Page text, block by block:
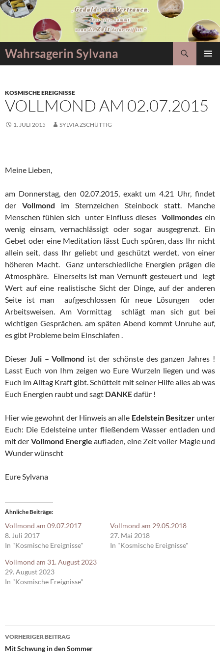
Zum
Inhalt
Wahrsagerin Sylvana
Suchen
KOSMISCHE EREIGNISSE
VOLLMOND AM 02.07.2015
1. JULI 2015 SYLVIA ZSCHÜTTIG
Meine Lieben,
am Donnerstag, den 02.07.2015, exakt um 4.21 Uhr, findet
der Vollmond im Sternzeichen Steinbock statt. Manche
Menschen fühlen sich unter Einfluss dieses Vollmondes ein
wenig einsam, vernachlässigt oder sogar ausgegrenzt. Ein
Gebet oder eine Meditation lässt Euch spüren, dass Ihr nicht
allein seit, dass Ihr geliebt und geschützt werdet, von einer
höheren Macht. Ganz unterschiedliche Energien prägen die
Atmosphäre. Einerseits ist man Vernunft gesteuert und legt
Wert auf eine realistische Sicht der Dinge, auf der anderen
Seite ist man aufgeschlossen für neue Lösungen oder
Arbeitsweisen. Am Vormittag schlägt man sich gut bei
wichtigen Gesprächen. am späten Abend kommt Unruhe auf,
es gibt Probleme beim Einschlafen .
Dieser Juli – Vollmond ist der schönste des ganzen Jahres !
Lasst Euch von Ihm zeigen wo Eure Wurzeln liegen und was
Euch im Alltag Kraft gibt. Schüttelt mit seiner Hilfe alles ab was
Euch Energien raubt und sagt DANKEdafür !
Hier wie gewohnt der Hinweis an alle Edelstein Besitzerunter
Euch: Die Edelsteine unter fließendem Wasser entladen und
mit der Vollmond Energie aufladen, eine Zeit voller Magie und
Wunder wünscht
Eure Sylvana
Ähnliche Beiträge
Vollmond am 09.07.2017
8. Juli 2017
In "Kosmische Ereignisse"
Vollmond am 29.05.2018
27. Mai 2018
In "Kosmische Ereignisse"
Vollmond am 31. August 2023
29. August 2023
In "Kosmische Ereignisse"
Beitragsnavigation
VORHERIGER BEITRAG
Mit Schwung in den Sommer